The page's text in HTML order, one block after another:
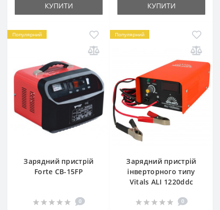
КУПИТИ КУПИТИ
Популярний
Зарядний пристрій
Forte CB-15FP
0
Популярний
Зарядний пристрій
інверторного типу
Vitals ALI 1220ddc
0